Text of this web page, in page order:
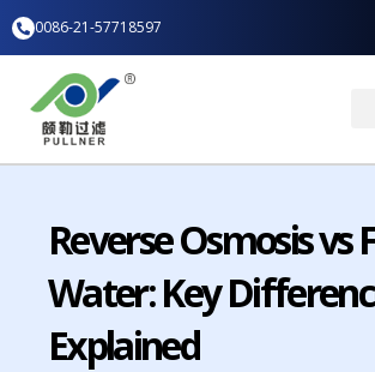
contenido
0086-21-57718597
Reverse Osmosis vs
Water: Key
Explained